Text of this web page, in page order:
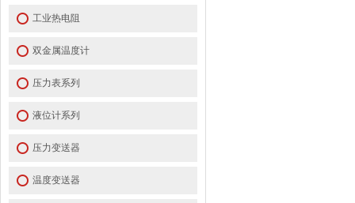
工业热电阻
双金属温度计
压力表系列
液位计系列
压力变送器
温度变送器